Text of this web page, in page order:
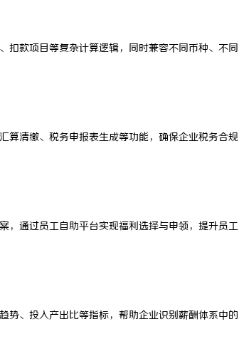
扣款项目等复杂计算逻辑，同时兼容不同币种、不同
算清缴、税务申报表生成等功能，确保企业税务合规
，通过员工自助平台实现福利选择与申领，提升员工
势、投入产出比等指标，帮助企业识别薪酬体系中的